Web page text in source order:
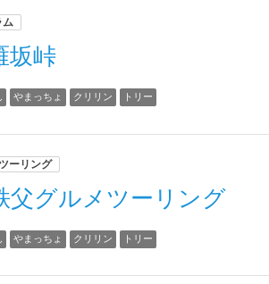
ム
坂峠
やまっちょ クリリン トリー
ーリング
父グルメツーリング
やまっちょ クリリン トリー